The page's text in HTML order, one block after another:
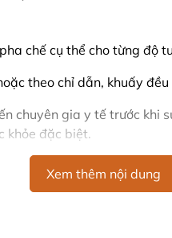
chế cụ thể cho từng độ
theo chỉ dẫn, khuấy
chuyên gia y tế trước khi
khỏe đặc biệt.
cường miễn dịch.
Xem thêm nội dung